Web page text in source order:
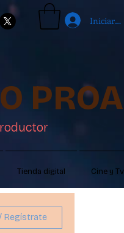
Iniciar
Tienda digital Cine y Tv
Regístrate